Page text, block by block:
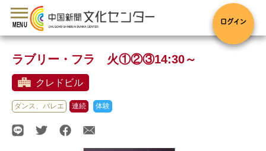
toggle
navigation
MENU ログイン
ラブリー・フラ 火①②③14:30～
クレドビル
ダンス、バレエ 連続 体験